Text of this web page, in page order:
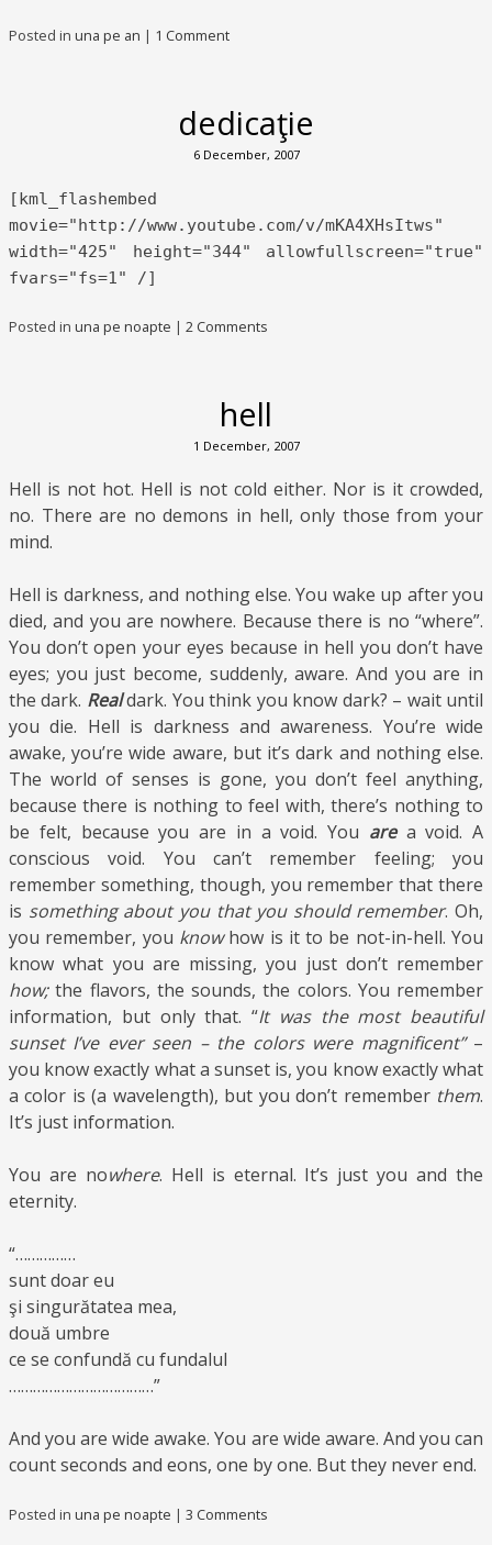
Posted in una pe an | 1 Comment
dedicaţie
6 December, 2007
[kml_flashembed
movie="http://www.youtube.com/v/mKA4XHsItws"
width="425" height="344" allowfullscreen="true"
fvars="fs=1" /]
Posted in una pe noapte | 2 Comments
hell
1 December, 2007
Hell is not hot. Hell is not cold either. Nor is it crowded,
no. There are no demons in hell, only those from your
mind.
Hell is darkness, and nothing else. You wake up after you
died, and you are nowhere. Because there is no “where”.
You don’t open your eyes because in hell you don’t have
eyes; you just become, suddenly, aware. And you are in
the dark. Realdark. You think you know dark? – wait until
you die. Hell is darkness and awareness. You’re wide
awake, you’re wide aware, but it’s dark and nothing else.
The world of senses is gone, you don’t feel anything,
because there is nothing to feel with, there’s nothing to
be felt, because you are in a void. You are a void. A
conscious void. You can’t remember feeling; you
remember something, though, you remember that there
is something about you that you should remember. Oh,
you remember, you knowhow is it to be not-in-hell. You
know what you are missing, you just don’t remember
how;the flavors, the sounds, the colors. You remember
information, but only that. “It was the most beautiful
sunset I’ve ever seen – the colors were magnificent”–
you know exactly what a sunset is, you know exactly what
a color is (a wavelength), but you don’t remember them.
It’s just information.
You are nowhere. Hell is eternal. It’s just you and the
eternity.
“……………
sunt doar eu
şi singurătatea mea,
două umbre
ce se confundă cu fundalul
………………………………”
And you are wide awake. You are wide aware. And you can
count seconds and eons, one by one. But they never end.
Posted in una pe noapte | 3 Comments